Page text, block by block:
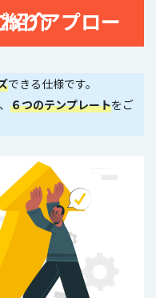
トご紹介
できる仕様です。
６つのテンプレートをご